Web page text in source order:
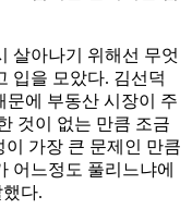
살아나기 위해선 무엇
입을 모았다. 김선덕
에 부동산 시장이 주
것이 없는 만큼 조금
가장 큰 문제인 만큼
어느정도 풀리느냐에
다.